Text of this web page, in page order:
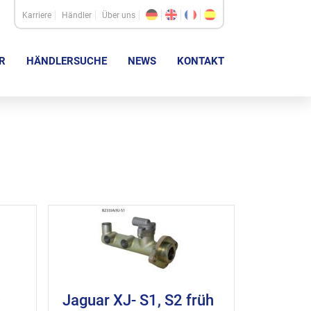
Karriere Händler Über uns
HÄNDLERSUCHE NEWS KONTAKT
Jaguar XJ- S1, S2 früh